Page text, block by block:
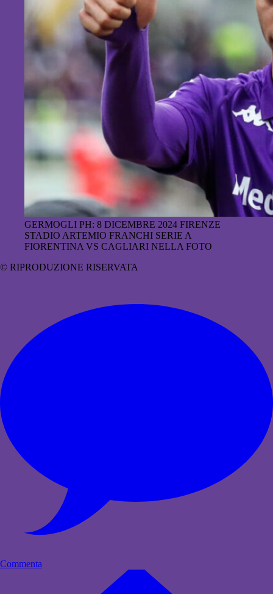
GERMOGLI PH: 8 DICEMBRE 2024 FIRENZE
STADIO ARTEMIO FRANCHI SERIE A
FIORENTINA VS CAGLIARI NELLA FOTO
© RIPRODUZIONE RISERVATA
Commenta